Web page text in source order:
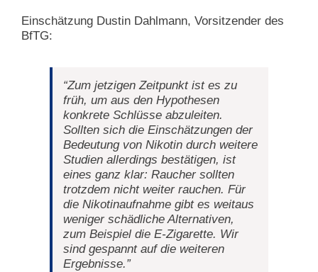
Einschätzung Dustin Dahlmann, Vorsitzender des
BfTG:
“Zum jetzigen Zeitpunkt ist es zu
früh, um aus den Hypothesen
konkrete Schlüsse abzuleiten.
Sollten sich die Einschätzungen der
Bedeutung von Nikotin durch weitere
Studien allerdings bestätigen, ist
eines ganz klar: Raucher sollten
trotzdem nicht weiter rauchen. Für
die Nikotinaufnahme gibt es weitaus
weniger schädliche Alternativen,
zum Beispiel die E-Zigarette. Wir
sind gespannt auf die weiteren
Ergebnisse.”